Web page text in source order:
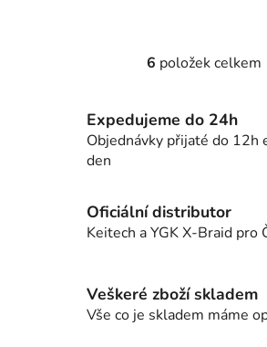
O
l
á
d
í
p
k
y
6 položek celkem
Expedujeme do 24h
Objednávky přijaté do 12h
den
Oficiální distributor
Keitech a YGK X-Braid pro
Veškeré zboží skladem
Vše co je skladem máme